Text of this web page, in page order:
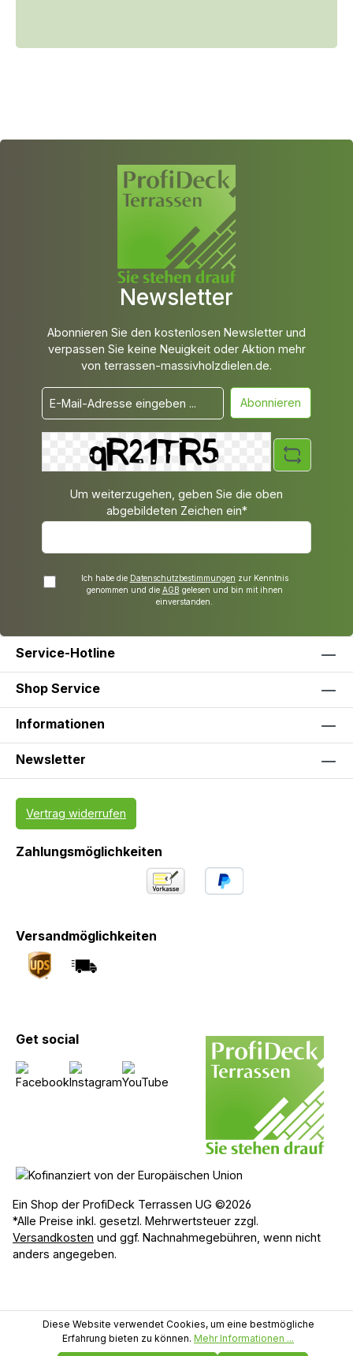
Newsletter
Abonnieren Sie den kostenlosen Newsletter und
verpassen Sie keine Neuigkeit oder Aktion mehr
von terrassen-massivholzdielen.de.
Abonnieren
Um weiterzugehen, geben Sie die oben
abgebildeten Zeichen ein*
Ich habe die Datenschutzbestimmungen zur Kenntnis
genommen und die AGB gelesen und bin mit ihnen
einverstanden.
Service-Hotline
Shop Service
Informationen
Newsletter
Vertrag widerrufen
Zahlungsmöglichkeiten
Versandmöglichkeiten
Get social
Ein Shop der ProfiDeck Terrassen UG ©2026
*Alle Preise inkl. gesetzl. Mehrwertsteuer zzgl.
Versandkosten und ggf. Nachnahmegebühren, wenn nicht
anders angegeben.
Diese Website verwendet Cookies, um eine bestmögliche
Erfahrung bieten zu können. Mehr Informationen ...